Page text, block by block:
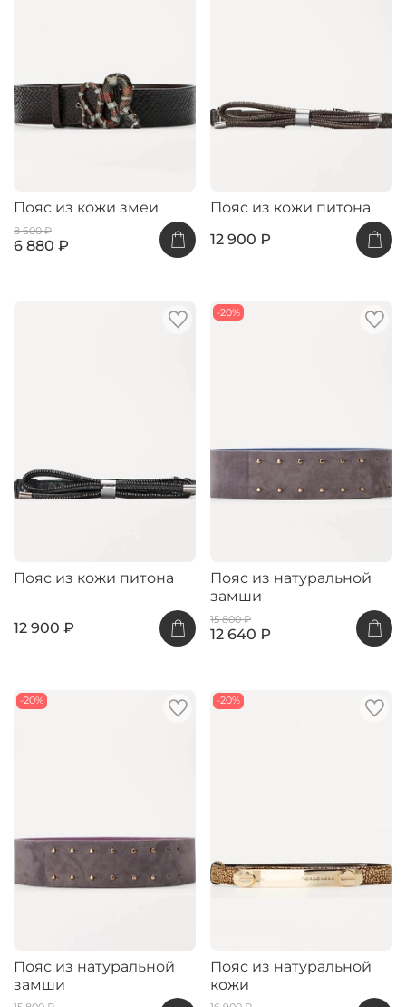
Пояс из кожи змеи
8 600 ₽
6 880 ₽
Пояс из кожи питона
12 900 ₽
Пояс из кожи питона
12 900 ₽
-20%
Пояс из натуральной
замши
15 800 ₽
12 640 ₽
-20%
Пояс из натуральной
замши
-20%
Пояс из натуральной
кожи